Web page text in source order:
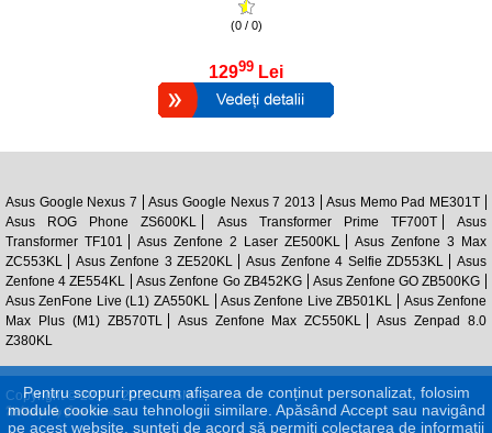
(0 / 0)
12999 Lei
Asus Google Nexus 7 Asus Google Nexus 7 2013
Asus Memo Pad ME301T
Asus ROG Phone ZS600KL
Asus Transformer Prime TF700T
Asus
Transformer TF101
Asus Zenfone 2 Laser ZE500KL
Asus Zenfone 3 Max
ZC553KL
Asus Zenfone 3 ZE520KL Asus Zenfone 4 Selfie ZD553KL
Asus
Zenfone 4 ZE554KL
Asus Zenfone Go ZB452KG
Asus Zenfone GO ZB500KG
Asus ZenFone Live (L1) ZA550KL
Asus Zenfone Live ZB501KL
Asus Zenfone
Max Plus (M1) ZB570TL
Asus Zenfone Max ZC550KL
Asus Zenpad 8.0
Z380KL
Copyright © 2017 - 2026 eGSM
Pentru scopuri precum afișarea de conținut personalizat, folosim
module cookie sau tehnologii similare. Apăsând Accept sau navigând
pe acest website, sunteți de acord să permiți colectarea de informații